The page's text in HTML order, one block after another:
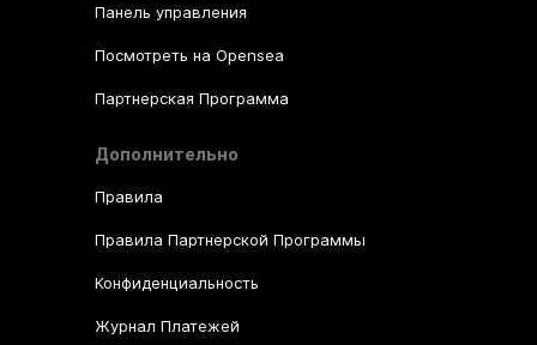
Панель управления
Посмотреть на Opensea
Партнерская Программа
Дополнительно
Правила
Правила Партнерской Программы
Конфиденциальность
Журнал Платежей